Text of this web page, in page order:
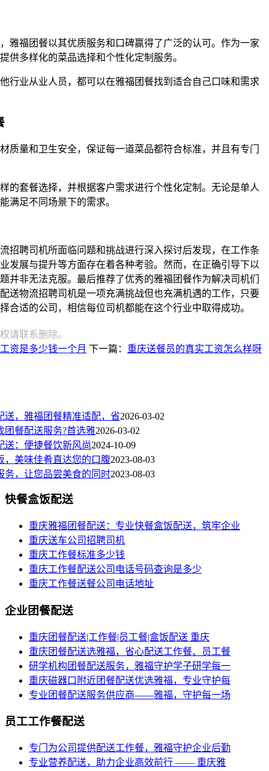
雅福团餐以其优质服务和口碑赢得了广泛的认可。作为一家
供多样化的菜品选择和个性化定制服务。
行业从业人员，都可以在雅福团餐找到适合自己口味和需求
质量和卫生安全，保证每一道菜品都符合标准，并且有专门
的套餐选择，并根据客户需求进行个性化定制。无论是单人
满足不同场景下的需求。
招聘司机所面临问题和挑战进行深入探讨后发现，在工作条
发展与提升等方面存在着各种考验。然而，在正确引导下以
并非无法克服。最后推荐了优秀的雅福团餐作为解决司机们
送物流招聘司机是一项充满挑战但也充满机遇的工作，只要
合适的公司，相信每位司机都能在这个行业中取得成功。
请联系删除。
资是多少钱一个月 下一篇： 重庆送餐员的真实工资怎么样呀
送，雅福团餐精准适配，省2026-03-02
团餐配送服务?首选雅2026-03-02
送：便捷餐饮新风尚2024-10-09
，美味佳肴直达您的口腹2023-08-03
务，让您品尝美食的同时2023-08-03
快餐盒饭配送
重庆雅福团餐配送：专业快餐盒饭配送，筑牢企业
重庆送车公司招聘司机
重庆工作餐标准多少钱
重庆工作餐配送公司电话号码查询是多少
重庆工作餐送餐公司电话地址
企业团餐配送
重庆团餐配送|工作餐|员工餐|盒饭配送 重庆
重庆团餐配送选雅福，省心配送工作餐、员工餐
研学机构团餐配送服务，雅福守护学子研学每一
重庆磁器口附近团餐配送优选雅福，专业守护每
专业团餐配送服务供应商——雅福，守护每一场
员工工作餐配送
专门为公司提供配送工作餐，雅福守护企业后勤
专业营养配送，助力企业高效前行 —— 重庆雅